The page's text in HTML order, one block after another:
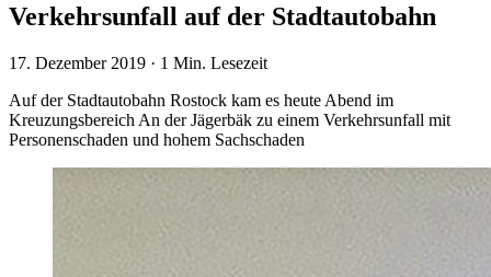
Verkehrsunfall auf der Stadtautobahn
17. Dezember 2019 · 1 Min. Lesezeit
Auf der Stadtautobahn Rostock kam es heute Abend im
Kreuzungsbereich An der Jägerbäk zu einem Verkehrsunfall mit
Personenschaden und hohem Sachschaden